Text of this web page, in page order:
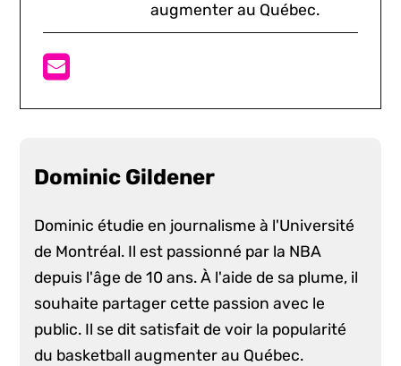
augmenter au Québec.
Dominic Gildener
Dominic étudie en journalisme à l'Université
de Montréal. Il est passionné par la NBA
depuis l'âge de 10 ans. À l'aide de sa plume, il
souhaite partager cette passion avec le
public. Il se dit satisfait de voir la popularité
du basketball augmenter au Québec.